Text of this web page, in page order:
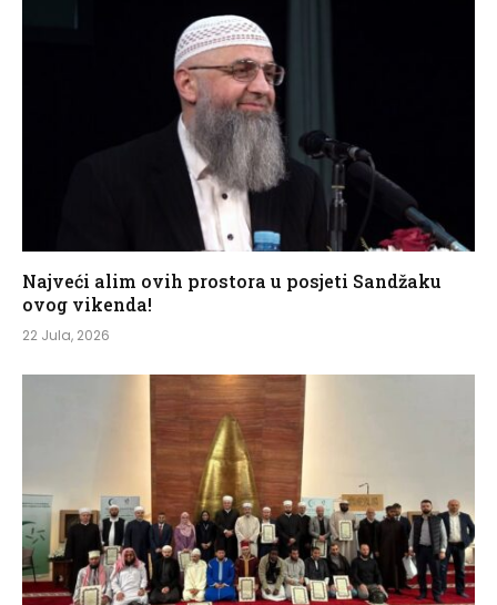
Najveći alim ovih prostora u posjeti Sandžaku
ovog vikenda!
22 Jula, 2026